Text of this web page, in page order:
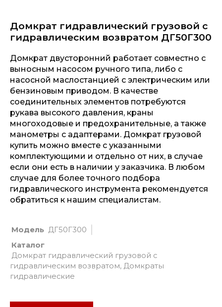
Домкрат гидравлический грузовой с
гидравлическим возвратом ДГ50Г300
Домкрат двусторонний работает совместно с
выносным насосом ручного типа, либо с
насосной маслостанцией с электрическим или
бензиновым приводом. В качестве
соединительных элементов потребуются
рукава высокого давления, краны
многоходовые и предохранительные, а также
манометры с адаптерами. Домкрат грузовой
купить можно вместе с указанными
комплектующими и отдельно от них, в случае
если они есть в наличии у заказчика. В любом
случае для более точного подбора
гидравлического инструмента рекомендуется
обратиться к нашим специалистам.
Модель ДГ50Г300
Каталог
Домкрат гидравлический грузовой с
гидравлическим возвратом, Домкраты
гидравлические